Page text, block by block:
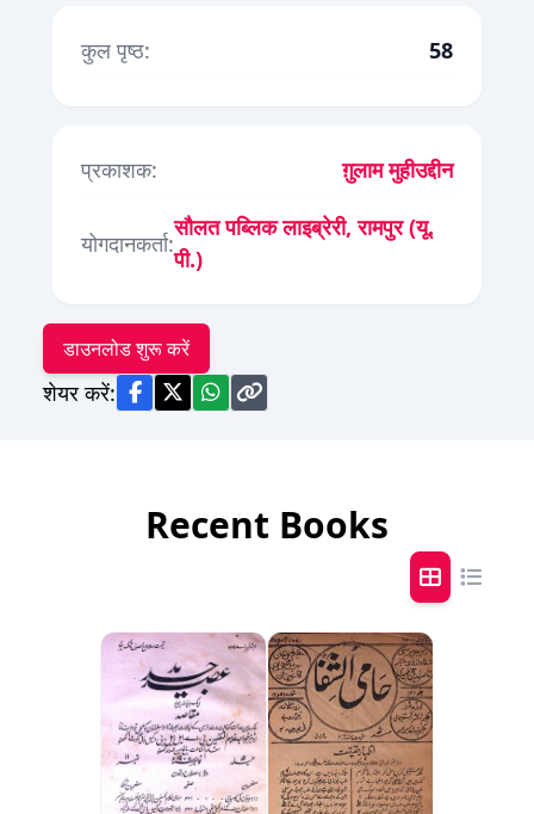
कुल पृष्ठ: 58
प्रकाशक: ग़ुलाम मुहीउद्दीन
योगदानकर्ता:
सौलत पब्लिक लाइब्रेरी, रामपुर (यू.
पी.)
डाउनलोड शुरू करें
शेयर करें:
Recent Books